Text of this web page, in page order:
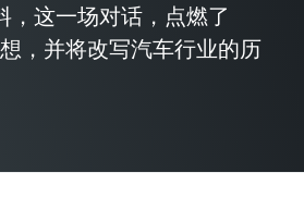
，这一场对话，点燃了
，并将改写汽车行业的历